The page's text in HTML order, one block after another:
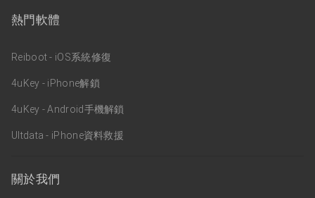
熱門軟體
Reiboot - iOS系統修復
4uKey - iPhone解鎖
4uKey - Android手機解鎖
Ultdata - iPhone資料救援
關於我們